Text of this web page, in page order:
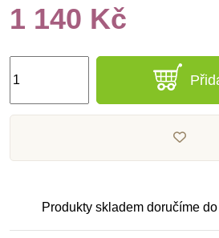
1 140 Kč
Produkty skladem doručíme